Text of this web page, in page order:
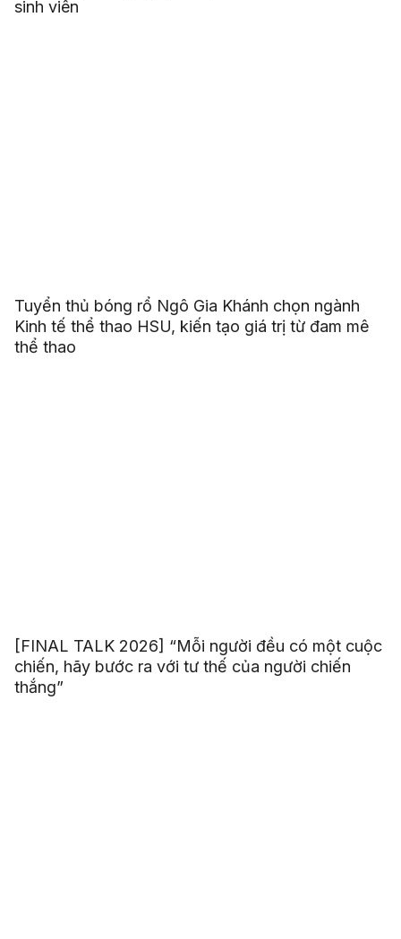
sinh viên
Tuyển thủ bóng rổ Ngô Gia Khánh chọn ngành
Kinh tế thể thao HSU, kiến tạo giá trị từ đam mê
thể thao
[FINAL TALK 2026] “Mỗi người đều có một cuộc
chiến, hãy bước ra với tư thế của người chiến
thắng”